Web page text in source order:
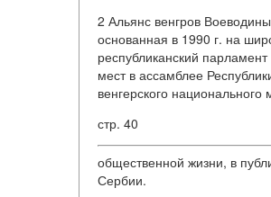
2 Альянс венгров
основанная в 1990 г. на
республиканский
мест в ассамблее
венгерского
стр. 40
общественной жизни, в
Сербии.